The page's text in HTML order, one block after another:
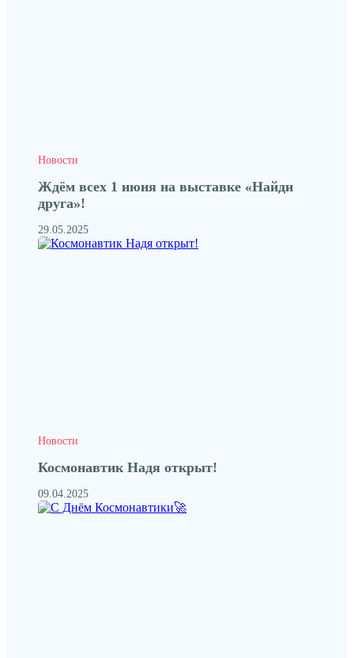
Новости
Ждём всех 1 июня на выставке «Найди
друга»!
29.05.2025
Новости
Космонавтик Надя открыт!
09.04.2025